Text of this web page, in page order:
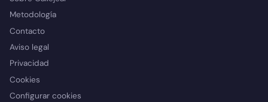
Metodología
Contacto
Aviso legal
Privacidad
Cookies
Configurar cookies